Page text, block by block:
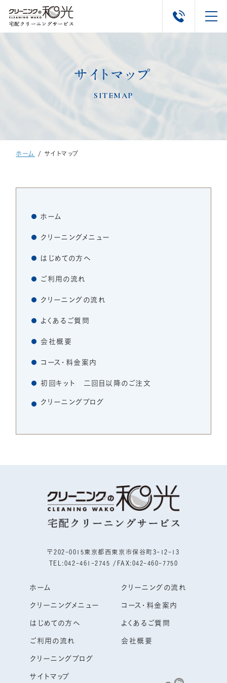
ホーム
クリーニングメニュー
サイトマップ
SITEMAP
ホーム / サイトマップ
ホーム
クリーニングメニュー
はじめての方へ
ご利用の流れ
クリーニングの流れ
よくあるご質問
会社概要
コース・料金案内
初回キット 二回目以降のご注文
クリーニングブログ
〒202-0015東京都西東京市保谷町3-12-13
TEL:042-461-2745 / FAX:042-460-7750
ホーム
クリーニングメニュー
はじめての方へ
ご利用の流れ
クリーニングの流れ
コース・料金案内
よくあるご質問
会社概要
クリーニングブログ
サイトマップ